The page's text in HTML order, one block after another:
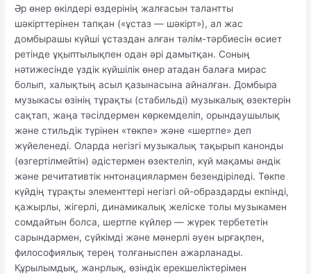
Әр өнер өкілдері өздерінің жалғасын талантты
шәкірттерінен тапқан («ұстаз — шәкірт»), ал жас
домбырашы күйші ұстаздан алған тәлім-тәрбиесін өсиет
ретінде ұқыптылықпен одан әрі дамытқан. Соның
нәтижесінде үздік күйшілік өнер атадан балаға мирас
болып, халықтың асыл қазынасына айналған. Домбыра
музыкасы өзінің тұрақты (стабильді) музыкалық өзектерін
сақтап, жаңа тәсілдермен көркемделіп, орындаушылық
және стильдік түрінен «төкпе» және «шертпе» деп
жүйеленеді. Оларда негізгі музыкалық тақырып канонды
(өзгертілмейтін) әдістермен өзектеліп, күй мақамы әндік
және речитативтік ннтонациялармен безендіріледі. Төкпе
күйдің тұрақты элементтері негізгі ой-образдарды екпінді,
қажырлы, жігерлі, динамикалық желіске толы музыкамен
сомдайтын болса, шертпе күйлер — жүрек тербететін
сарындармен, сүйкімді және мәнерлі әуен ырғақпен,
философиялық терең толғаныспен ажарланады.
Құрылымдық, жанрлық, өзіндік ерекшеліктерімен